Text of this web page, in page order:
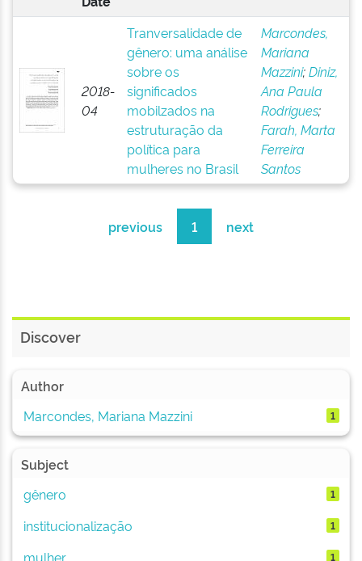
2018-
04
Tranversalidade de
gênero: uma análise
sobre os
significados
mobilzados na
estruturação da
política para
mulheres no Brasil
Marcondes,
Mariana
Mazzini;Diniz,
Ana Paula
Rodrigues;
Farah, Marta
Ferreira
Santos
previous 1 next
Discover
Author
Marcondes, Mariana Mazzini
1
Subject
gênero
1
institucionalização 1
mulher 1